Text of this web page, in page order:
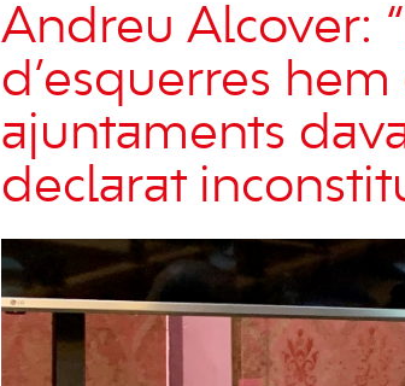
Andreu Alcover:
d’esquerres
ajuntaments
declarat